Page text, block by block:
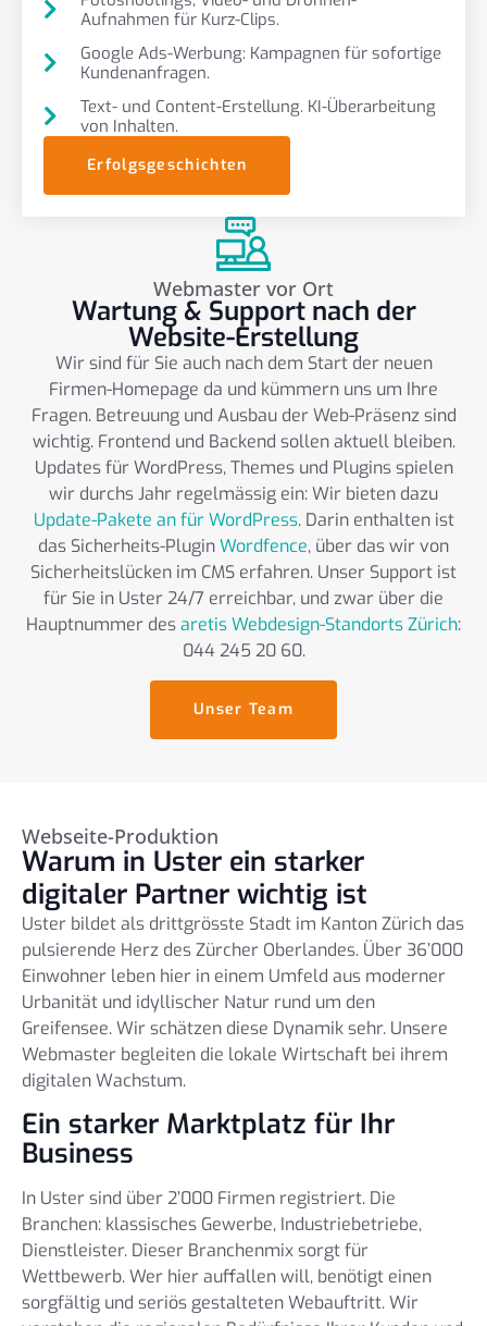
Aufnahmen für Kurz-Clips.
Google Ads-Werbung: Kampagnen für sofortige
Kundenanfragen.
Text- und Content-Erstellung. KI-Überarbeitung
von Inhalten.
Erfolgsgeschichten
Webmaster vor Ort
Wartung & Support nach der
Website-Erstellung
Wir sind für Sie auch nach dem Start der neuen
Firmen-Homepage da und kümmern uns um Ihre
Fragen. Betreuung und Ausbau der Web-Präsenz sind
wichtig. Frontend und Backend sollen aktuell bleiben.
Updates für WordPress, Themes und Plugins spielen
wir durchs Jahr regelmässig ein: Wir bieten dazu
Update-Pakete an für WordPress. Darin enthalten ist
das Sicherheits-PluginWordfence, über das wir von
Sicherheitslücken im CMS erfahren. Unser Support ist
für Sie in Uster 24/7 erreichbar, und zwar über die
Hauptnummer desaretis Webdesign-Standorts Zürich:
044 245 20 60.
Unser Team
Webseite-Produktion
Warum in Uster ein starker
digitaler Partner wichtig ist
Uster bildet als drittgrösste Stadt im Kanton Zürich das
pulsierende Herz des Zürcher Oberlandes. Über 36’000
Einwohner leben hier in einem Umfeld aus moderner
Urbanität und idyllischer Natur rund um den
Greifensee. Wir schätzen diese Dynamik sehr. Unsere
Webmaster begleiten die lokale Wirtschaft bei ihrem
digitalen Wachstum.
Ein starker Marktplatz für Ihr
Business
In Uster sind über 2’000 Firmen registriert. Die
Branchen: klassisches Gewerbe, Industriebetriebe,
Dienstleister. Dieser Branchenmix sorgt für
Wettbewerb. Wer hier auffallen will, benötigt einen
sorgfältig und seriös gestalteten Webauftritt. Wir